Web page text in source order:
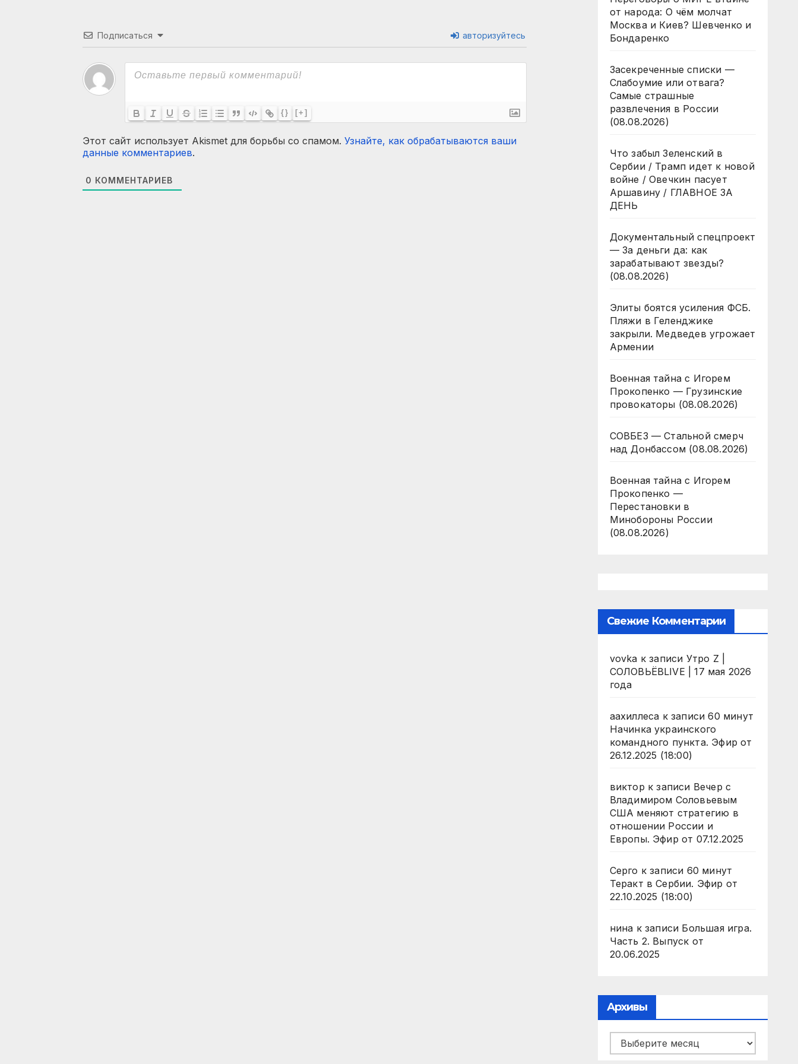
Подписаться авторизуйтесь
{} [+]
Этот сайт использует Akismet для борьбы со спамом. Узнайте, как обрабатываются ваши
данные комментариев.
0 КОММЕНТАРИЕВ
от народа: О чём молчат
Москва и Киев? Шевченко и
Бондаренко
Засекреченные списки —
Слабоумие или отвага?
Самые страшные
развлечения в России
(08.08.2026)
Что забыл Зеленский в
Сербии / Трамп идет к новой
войне / Овечкин пасует
Аршавину / ГЛАВНОЕ ЗА
ДЕНЬ
Документальный спецпроект
— За деньги да: как
зарабатывают звезды?
(08.08.2026)
Элиты боятся усиления ФСБ.
Пляжи в Геленджике
закрыли. Медведев угрожает
Армении
Военная тайна с Игорем
Прокопенко — Грузинские
провокаторы (08.08.2026)
СОВБЕЗ — Стальной смерч
над Донбассом (08.08.2026)
Военная тайна с Игорем
Прокопенко —
Перестановки в
Минобороны России
(08.08.2026)
Свежие Комментарии
vovka к записи Утро Z |
СОЛОВЬЁВLIVE | 17 мая 2026
года
аахиллеса к записи60 минут
Начинка украинского
командного пункта. Эфир от
26.12.2025 (18:00)
виктор к записи Вечер с
Владимиром Соловьевым
США меняют стратегию в
отношении России и
Европы. Эфир от 07.12.2025
Серго к записи 60 минут
Теракт в Сербии. Эфир от
22.10.2025 (18:00)
нина к записи Большая игра.
Часть 2. Выпуск от
20.06.2025
Архивы
Архивы